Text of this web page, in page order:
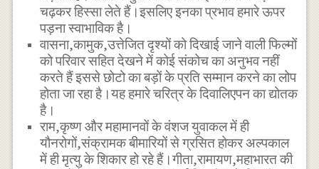
चढ़कर हिस्सा लेते हैं।इसलिए इनका प्रभाव हमारे ऊपर
पड़ना स्वाभाविक है।
वासना,कामुक,उत्तेजित दृश्यों को दिखाई जाने वाली फिल्मों
को परिवार सहित देखने में कोई संकोच का अनुभव नहीं
करते हैं इससे छोटो का बड़ों के प्रति सम्मान करने का लोप
होता जा रहा है।यह हमारे चरित्र के दिवालिएपन का द्योतक
है।
राम,कृष्ण और महामानवों के वंशज युवाकल में ही
यौनरोगों,संक्रामक बीमारियों से ग्रसित होकर अल्पकाल
में ही मृत्यु के शिकार हो रहे हैं।गीता,रामायण,महाभारत की